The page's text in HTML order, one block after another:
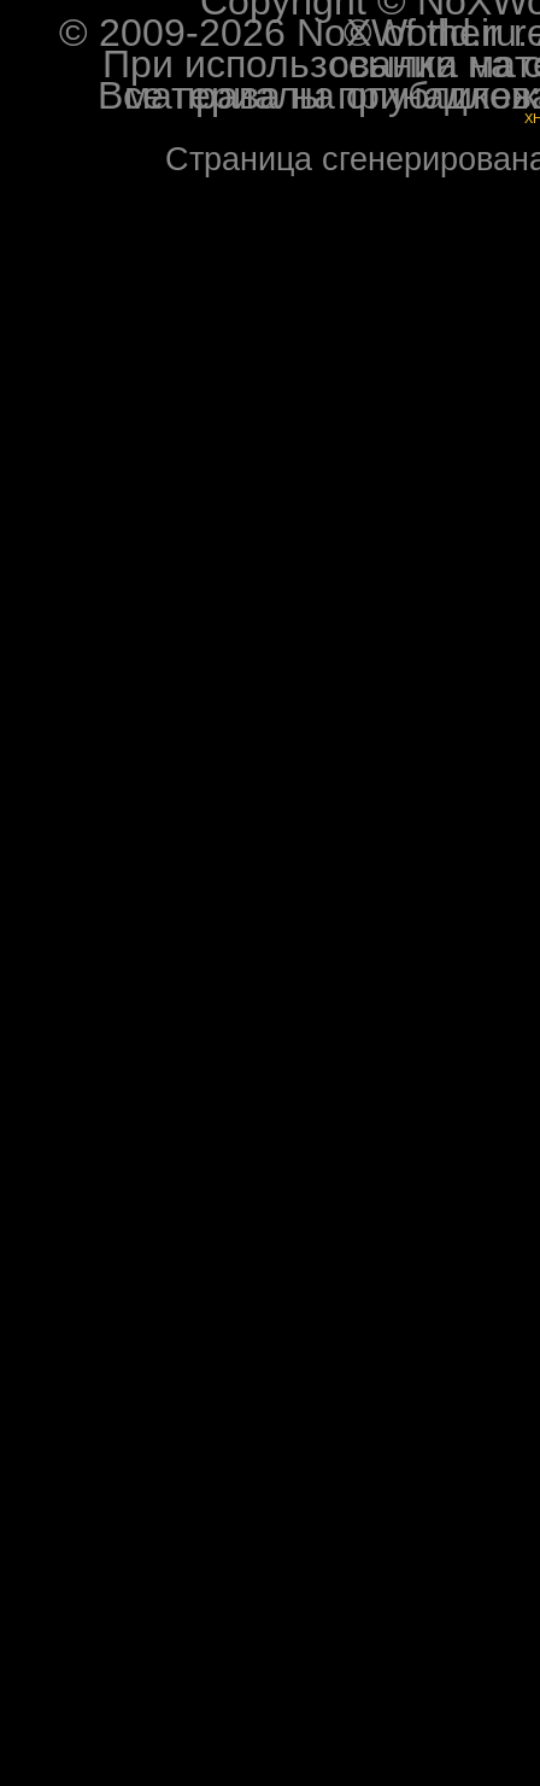
© 2009-2026 NoXWorld.ru. All
При использовании
Все права на опубликованные на форуме
Страница